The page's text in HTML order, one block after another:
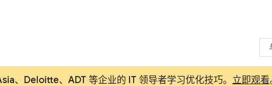
、Deloitte、ADT 等企业的 IT 领导者学习优化技巧。 立即观看